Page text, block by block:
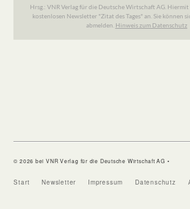
© 2026 bei VNR Verlag für die Deutsche Wirtschaft AG •
Start Newsletter Impressum Datenschutz